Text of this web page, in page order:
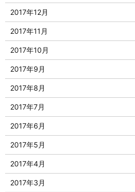
2017年12月
2017年11月
2017年10月
2017年9月
2017年8月
2017年7月
2017年6月
2017年5月
2017年4月
2017年3月